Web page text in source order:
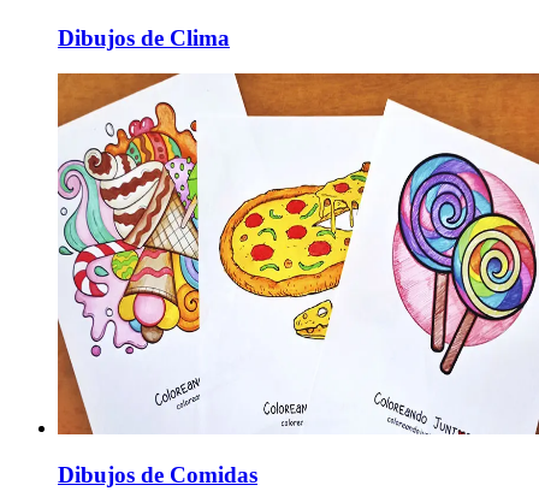
Dibujos de Clima
Dibujos de Comidas